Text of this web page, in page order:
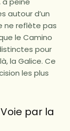
autour d’un
ne reflète pas
le Camino
pour
la Galice. Ce
les plus
par la